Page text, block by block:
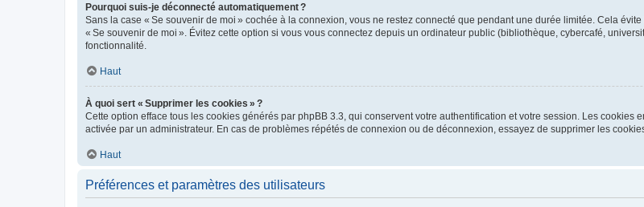
Pourquoi suis-je déconnecté automatiquement ?
Sans la case « Se souvenir de moi » cochée à la connexion, vous ne restez connecté que pendant une durée limitée. Cela
« Se souvenir de moi ». Évitez cette option si vous vous connectez depuis un ordinateur public (bibliothèque, cybercafé,
fonctionnalité.
Haut
À quoi sert « Supprimer les cookies » ?
Cette option efface tous les cookies générés par phpBB 3.3, qui conservent votre authentification et votre session. Les
activée par un administrateur. En cas de problèmes répétés de connexion ou de déconnexion, essayez de supprimer les
Haut
Préférences et paramètres des utilisateurs